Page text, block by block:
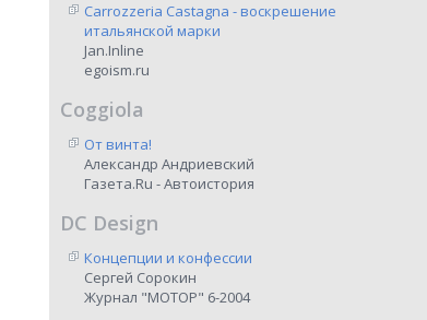
Carrozzeria Castagna - воскрешение
итальянской марки
Jan.Inline
egoism.ru
Coggiola
От винта!
Александр Андриевский
Газета.Ru - Автоистория
DC Design
Концепции и конфессии
Сергей Сорокин
Журнал "МОТОР" 6-2004